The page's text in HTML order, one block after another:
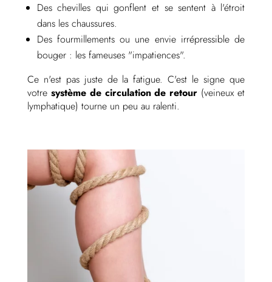
Des chevilles qui gonflent et se sentent à l'étroit
dans les chaussures.
Des fourmillements ou une envie irrépressible de
bouger : les fameuses "impatiences".
Ce n'est pas juste de la fatigue. C'est le signe que
votre système de circulation de retour (veineux et
lymphatique) tourne un peu au ralenti.